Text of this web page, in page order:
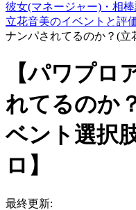
彼女(マネージャー)・相
立花音美のイベントと評
ナンパされてるのか？(立
【パワプロ
れてるのか
ベント選択
ロ】
最終更新: